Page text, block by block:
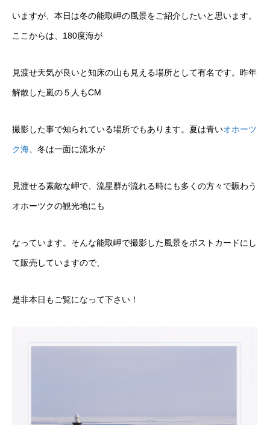
いますが、本日は冬の能取岬の風景をご紹介したいと思います。
ここからは、180度海が
見渡せ天気が良いと知床の山も見える場所として有名です。昨年
解散した嵐の５人もCM
撮影した事で知られている場所でもあります。夏は青いオホーツ
ク海 、冬は一面に流氷が
見渡せる素敵な岬で、流星群が流れる時にも多くの方々で賑わう
オホーツクの観光地にも
なっています。そんな能取岬で撮影した風景をポストカードにし
て販売していますので、
是非本日もご覧になって下さい！